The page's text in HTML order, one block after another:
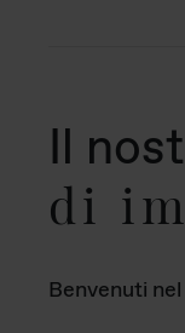
Il
di
Benvenuti